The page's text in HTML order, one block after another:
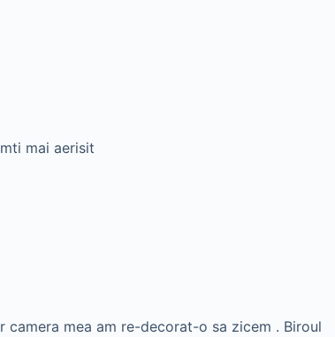
mai aerisit
mea am re-decorat-o sa zicem . Biroul